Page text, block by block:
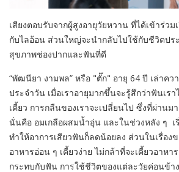
เสียงตอบรับจากผู้สูงอายุวัยหวาน ที่ได้เข้าร่ว
กับไลอ้อน ส่วนใหญ่จะนำกลับไปใช้กับชีวิตปร
สุขภาพช่องปากและฟันที่ดี
“พัฒนียา งามพล” หรือ "ตั๊ก" อายุ 64 ปี เล่าคว
ประจำวัน เมื่อเราอายุมากขึ้นจะรู้สึกว่าฟันเร
เคี้ยว การกลืนของเราจะเปลี่ยนไป ซึ่งที่ผ่าน
นั่นคือ อมเกลือผสมน้ำอุ่น และในช่วงหลัง ๆ
ทำให้อาการเสียวฟันก็ลดน้อยลง ส่วนในเรื่องข
อาหารอ่อน ๆ เคี้ยวง่าย ไม่กล้าที่จะเคี้ยวอาหา
กระทบกับฟัน การใช้ชีวิตของแต่ละวัยค่อนข้า